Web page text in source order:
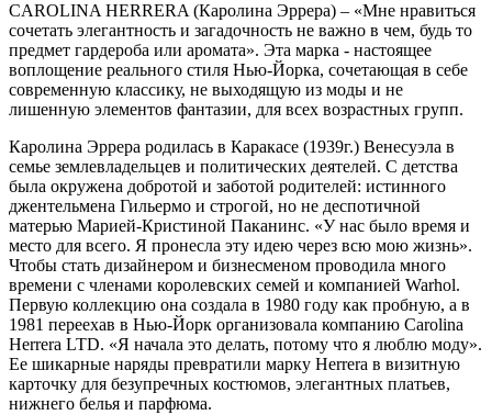
CAROLINA HERRERA (Каролина Эррера) – «Мне нравиться
сочетать элегантность и загадочность не важно в чем, будь то
предмет гардероба или аромата». Эта марка - настоящее
воплощение реального стиля Нью-Йорка, сочетающая в себе
современную классику, не выходящую из моды и не
лишенную элементов фантазии, для всех возрастных групп.
Каролина Эррера родилась в Каракасе (1939г.) Венесуэла в
семье землевладельцев и политических деятелей. С детства
была окружена добротой и заботой родителей: истинного
джентельмена Гильермо и строгой, но не деспотичной
матерью Марией-Кристиной Паканинс. «У нас было время и
место для всего. Я пронесла эту идею через всю мою жизнь».
Чтобы стать дизайнером и бизнесменом проводила много
времени с членами королевских семей и компанией Warhol.
Первую коллекцию она создала в 1980 году как пробную, а в
1981 переехав в Нью-Йорк организовала компанию Carolina
Herrera LTD. «Я начала это делать, потому что я люблю моду».
Ее шикарные наряды превратили марку Herrera в визитную
карточку для безупречных костюмов, элегантных платьев,
нижнего белья и парфюма.